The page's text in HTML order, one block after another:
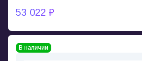
53 022 ₽
В наличии